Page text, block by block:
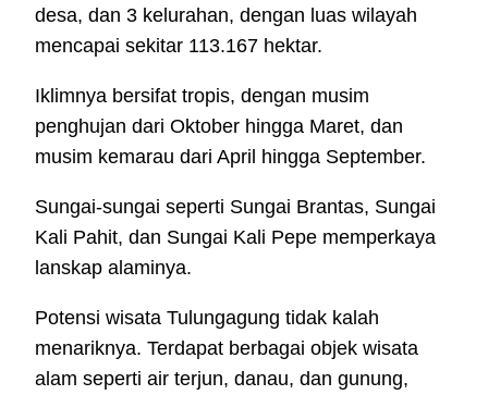
desa, dan 3 kelurahan, dengan luas wilayah
mencapai sekitar 113.167 hektar.
Iklimnya bersifat tropis, dengan musim
penghujan dari Oktober hingga Maret, dan
musim kemarau dari April hingga September.
Sungai-sungai seperti Sungai Brantas, Sungai
Kali Pahit, dan Sungai Kali Pepe memperkaya
lanskap alaminya.
Potensi wisata Tulungagung tidak kalah
menariknya. Terdapat berbagai objek wisata
alam seperti air terjun, danau, dan gunung,